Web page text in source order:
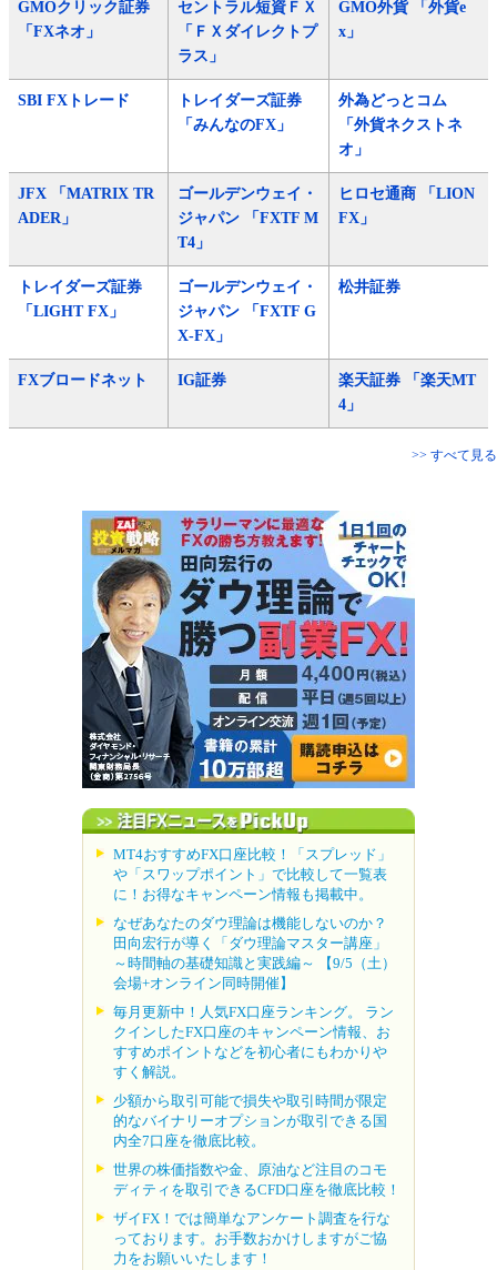
GMOクリック証券
「FXネオ」
セントラル短資ＦＸ
「ＦＸダイレクトプ
ラス」
GMO外貨 「外貨e
x」
SBI FXトレード
トレイダーズ証券
「みんなのFX」
外為どっとコム
「外貨ネクストネ
オ」
JFX 「MATRIX TR
ADER」
ゴールデンウェイ・
ジャパン 「FXTF M
T4」
ヒロセ通商 「LION
FX」
トレイダーズ証券
「LIGHT FX」
ゴールデンウェイ・
ジャパン 「FXTF G
X-FX」
松井証券
FXブロードネット IG証券
楽天証券 「楽天MT
4」
>> すべて見る
MT4おすすめFX口座比較！「スプレッド」
や「スワップポイント」で比較して一覧表
に！お得なキャンペーン情報も掲載中。
なぜあなたのダウ理論は機能しないのか？
田向宏行が導く「ダウ理論マスター講座」
～時間軸の基礎知識と実践編～ 【9/5（土）
会場+オンライン同時開催】
毎月更新中！人気FX口座ランキング。 ラン
クインしたFX口座のキャンペーン情報、お
すすめポイントなどを初心者にもわかりや
すく解説。
少額から取引可能で損失や取引時間が限定
的なバイナリーオプションが取引できる国
内全7口座を徹底比較。
世界の株価指数や金、原油など注目のコモ
ディティを取引できるCFD口座を徹底比較！
ザイFX！では簡単なアンケート調査を行な
っております。お手数おかけしますがご協
力をお願いいたします！